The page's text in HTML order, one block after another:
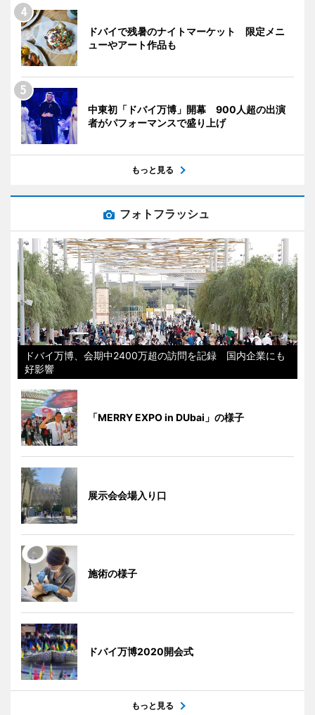
ドバイで残暑のナイトマーケット 限定メニ
ューやアート作品も
中東初「ドバイ万博」開幕 900人超の出演
者がパフォーマンスで盛り上げ
もっと見る
フォトフラッシュ
ドバイ万博、会期中2400万超の訪問を記録 国内企業にも
好影響
「MERRY EXPO in DUbai」の様子
展示会会場入り口
施術の様子
ドバイ万博2020開会式
もっと見る